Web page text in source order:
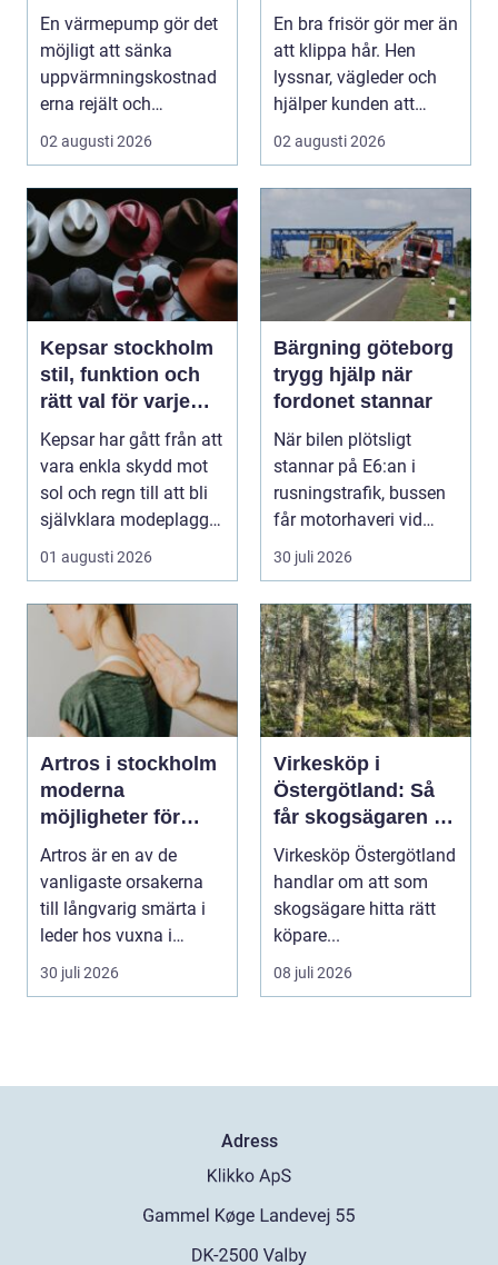
moderna hem
En värmepump gör det
möjligt att sänka
uppvärmningskostnad
erna rejält och
samtidigt få ett
behagliga...
02 augusti 2026
salong för stil,
kvalitet och känsla
En bra frisör gör mer än
att klippa hår. Hen
lyssnar, vägleder och
hjälper kunden att
känna sig tryg...
02 augusti 2026
Kepsar stockholm
stil, funktion och
rätt val för varje
huvud
Kepsar har gått från att
vara enkla skydd mot
sol och regn till att bli
självklara modeplagg i
stors...
01 augusti 2026
Bärgning göteborg
trygg hjälp när
fordonet stannar
När bilen plötsligt
stannar på E6:an i
rusningstrafik, bussen
får motorhaveri vid
hållplatsen eller ...
30 juli 2026
Artros i stockholm
moderna
möjligheter för
mindre smärta och
mer rörelse
Artros är en av de
vanligaste orsakerna
till långvarig smärta i
leder hos vuxna i
Sverige. Många i S...
30 juli 2026
Virkesköp i
Östergötland: Så
får skogsägaren ut
mer av sin skog
Virkesköp Östergötland
handlar om att som
skogsägare hitta rätt
köpare...
08 juli 2026
Adress